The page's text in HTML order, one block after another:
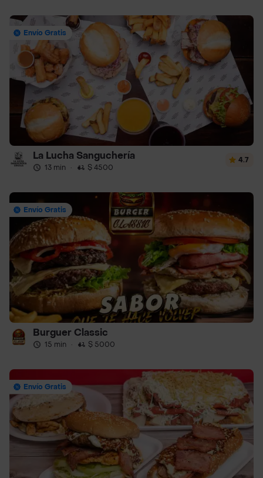
Envío Gratis
La Lucha Sanguchería
13 min · $ 4500
4.7
Envío Gratis
Burguer Classic
15 min · $ 5000
Envío Gratis